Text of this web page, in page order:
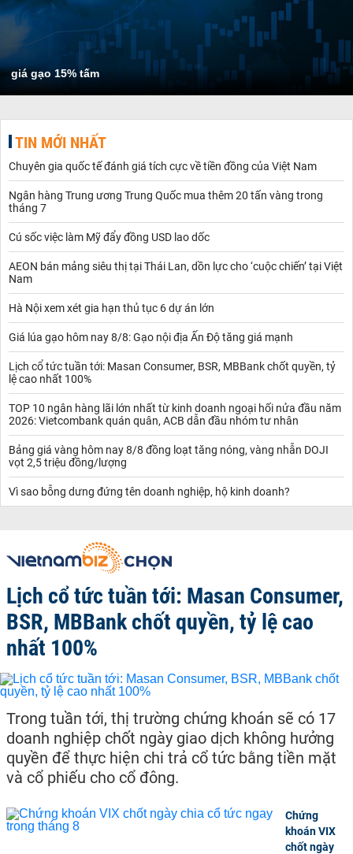
giá gạo 15% tấm
TIN MỚI NHẤT
Chuyên gia quốc tế đánh giá tích cực về tiền đồng của Việt Nam
Ngân hàng Trung ương Trung Quốc mua thêm 20 tấn vàng trong
tháng 7
Cú sốc việc làm Mỹ đẩy đồng USD lao dốc
AEON bán mảng siêu thị tại Thái Lan, dồn lực cho ‘cuộc chiến’ tại Việt
Nam
Hà Nội xem xét gia hạn thủ tục 6 dự án lớn
Giá lúa gạo hôm nay 8/8: Gạo nội địa Ấn Độ tăng giá mạnh
Lịch cổ tức tuần tới: Masan Consumer, BSR, MBBank chốt quyền, tỷ
lệ cao nhất 100%
TOP 10 ngân hàng lãi lớn nhất từ kinh doanh ngoại hối nửa đầu năm
2026: Vietcombank quán quân, ACB dẫn đầu nhóm tư nhân
Bảng giá vàng hôm nay 8/8 đồng loạt tăng nóng, vàng nhẫn DOJI
vọt 2,5 triệu đồng/lượng
Vì sao bỗng dưng đứng tên doanh nghiệp, hộ kinh doanh?
Lịch cổ tức tuần tới: Masan Consumer,
BSR, MBBank chốt quyền, tỷ lệ cao
nhất 100%
Trong tuần tới, thị trường chứng khoán sẽ có 17
doanh nghiệp chốt ngày giao dịch không hưởng
quyền để thực hiện chi trả cổ tức bằng tiền mặt
và cổ phiếu cho cổ đông.
Chứng
khoán VIX
chốt ngày